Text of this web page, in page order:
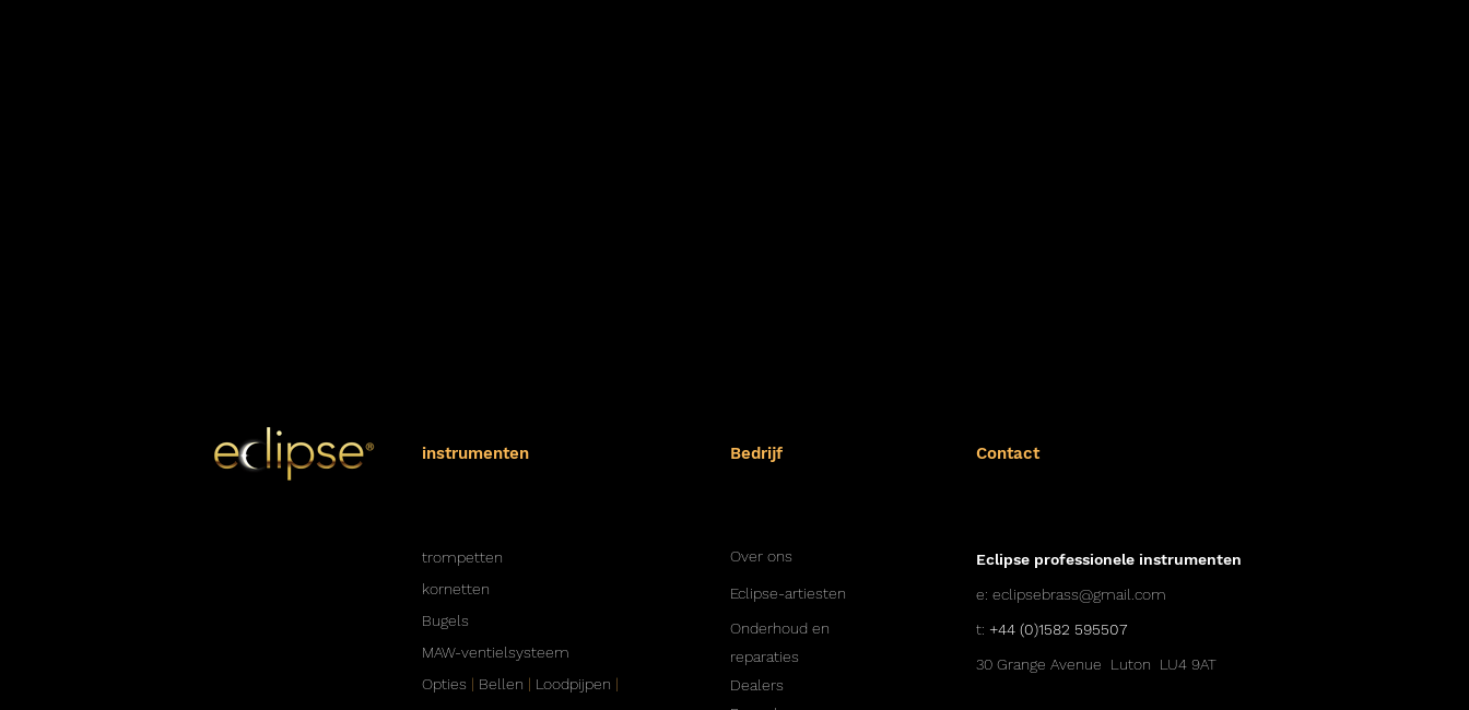
instrumenten Bedrijf Contact
trompetten
kornetten
Bugels
MAW-ventielsysteem
Opties | Bellen | Loodpijpen |
Over ons
Eclipse-artiesten
Onderhoud en
reparaties
Dealers
Eclipse professionele instrumenten
e: eclipsebrass@gmail.com
t: +44 (0)1582 595507
30 Grange Avenue Luton LU4 9AT